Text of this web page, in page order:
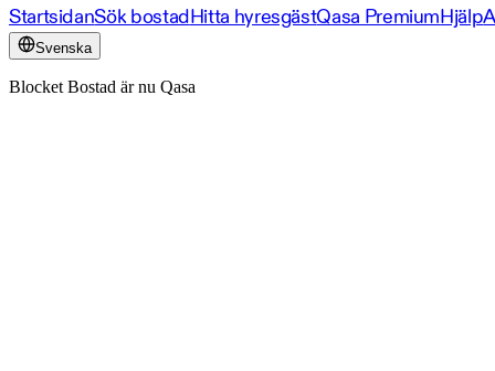
StartsidanSök bostadHitta hyresgästQasa PremiumHjälp
Svenska
Blocket Bostad är nu Qasa